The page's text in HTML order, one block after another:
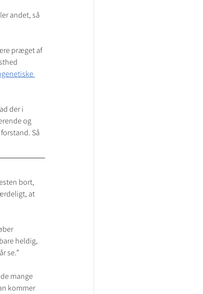
andet, så
præget af
der i
og
Så
bort,
at
heldig,
se.”
mange
kommer